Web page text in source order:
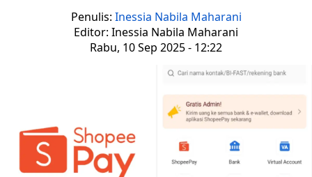
Penulis: Inessia Nabila Maharani
Editor: Inessia Nabila Maharani
Rabu, 10 Sep 2025 - 12:22